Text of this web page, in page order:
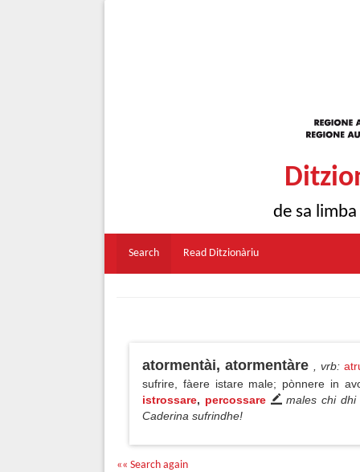
de sa
Search Read Ditzionàriu
atormentài, atormentàre , vrb:
sufrire, fàere istare male; pònnere in
istrossare, percossare
males chi dhi
Caderina sufrindhe!
«« Search again